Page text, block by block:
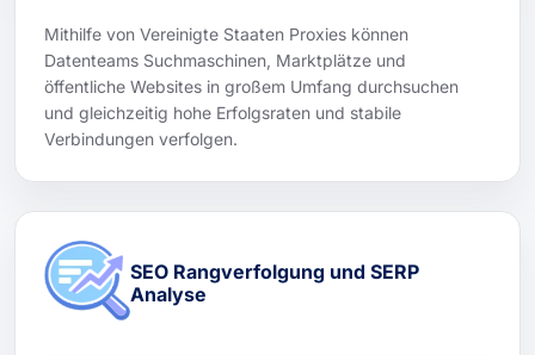
Mithilfe von Vereinigte Staaten Proxies können
Datenteams Suchmaschinen, Marktplätze und
öffentliche Websites in großem Umfang durchsuchen
und gleichzeitig hohe Erfolgsraten und stabile
Verbindungen verfolgen.
SEO Rangverfolgung und SERP
Analyse